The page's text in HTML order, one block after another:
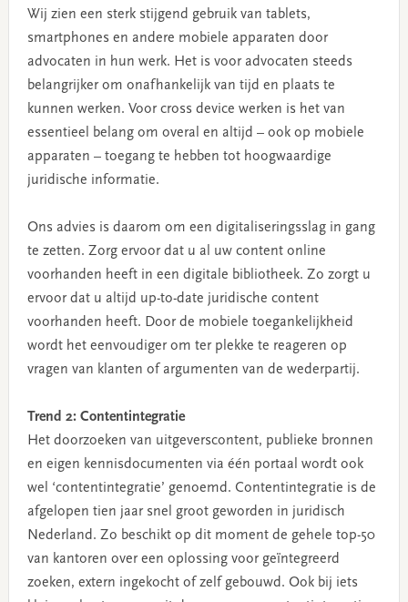
Wij zien een sterk stijgend gebruik van tablets,
smartphones en andere mobiele apparaten door
advocaten in hun werk. Het is voor advocaten steeds
belangrijker om onafhankelijk van tijd en plaats te
kunnen werken. Voor cross device werken is het van
essentieel belang om overal en altijd – ook op mobiele
apparaten – toegang te hebben tot hoogwaardige
juridische informatie.
Ons advies is daarom om een digitaliseringsslag in gang
te zetten. Zorg ervoor dat u al uw content online
voorhanden heeft in een digitale bibliotheek. Zo zorgt u
ervoor dat u altijd up-to-date juridische content
voorhanden heeft. Door de mobiele toegankelijkheid
wordt het eenvoudiger om ter plekke te reageren op
vragen van klanten of argumenten van de wederpartij.
Trend 2: Contentintegratie
Het doorzoeken van uitgeverscontent, publieke bronnen
en eigen kennisdocumenten via één portaal wordt ook
wel ‘contentintegratie’ genoemd. Contentintegratie is de
afgelopen tien jaar snel groot geworden in juridisch
Nederland. Zo beschikt op dit moment de gehele top-50
van kantoren over een oplossing voor geïntegreerd
zoeken, extern ingekocht of zelf gebouwd. Ook bij iets